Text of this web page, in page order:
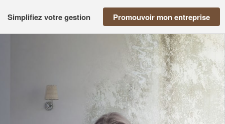
Simplifiez votre gestion Promouvoir mon entreprise